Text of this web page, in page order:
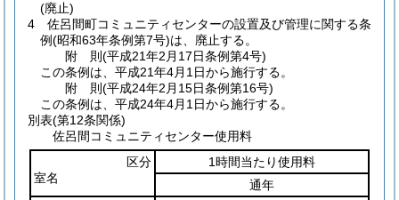
(廃止)
4
佐呂間町コミュニティセンターの設置及び管理に関する条
例(昭和63年条例第7号)は、廃止する。
附 則(平成21年2月17日条例第4号)
この条例は、平成21年4月1日から施行する。
附 則(平成24年2月15日条例第16号)
この条例は、平成24年4月1日から施行する。
別表(第12条関係)
佐呂間コミュニティセンター使用料
区分
室名
1時間当たり使用料
通年